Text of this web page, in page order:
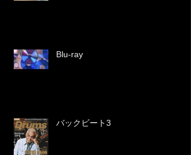
Blu-ray
バックビート3